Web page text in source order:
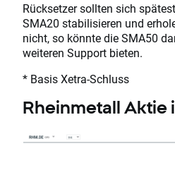
Rücksetzer sollten sich
SMA20 stabilisieren und
nicht, so könnte die SMA50
weiteren Support bieten.
* Basis Xetra-Schluss
Rheinmetall Aktie